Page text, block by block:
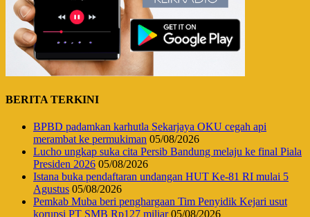
BERITA TERKINI
BPBD padamkan karhutla Sekarjaya OKU cegah api
merambat ke permukiman 05/08/2026
Lucho ungkap suka cita Persib Bandung melaju ke final Piala
Presiden 2026 05/08/2026
Istana buka pendaftaran undangan HUT Ke-81 RI mulai 5
Agustus 05/08/2026
Pemkab Muba beri penghargaan Tim Penyidik Kejari usut
korupsi PT SMB Rp127 miliar 05/08/2026